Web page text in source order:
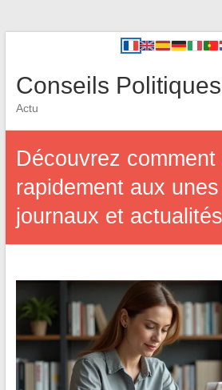
Conseils Politiques
Actu
Découvrez
rapidement aux
journaux et